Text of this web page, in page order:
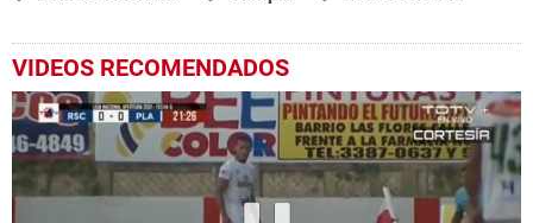
VIDEOS RECOMENDADOS